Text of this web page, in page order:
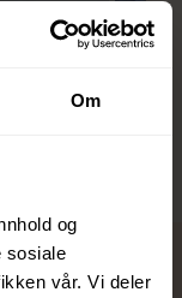
Om
og
sosiale
vår. Vi deler
gir et
profesjonelt
en penn
giveaway.